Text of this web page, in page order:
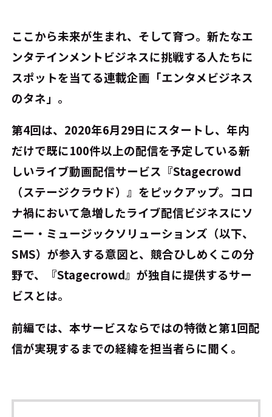
ここから未来が生まれ、そして育つ――。新たなエ
ンタテインメントビジネスに挑戦する人たちに
スポットを当てる連載企画「エンタメビジネス
のタネ」。
第4回は、2020年6月29日にスタートし、年内
だけで既に100件以上の配信を予定している新
しいライブ動画配信サービス『Stagecrowd
（ステージクラウド）』をピックアップ。コロ
ナ禍において急増したライブ配信ビジネスにソ
ニー・ミュージックソリューションズ（以下、
SMS）が参入する意図と、競合ひしめくこの分
野で、『Stagecrowd』が独自に提供するサー
ビスとは。
前編では、本サービスならではの特徴と第1回配
信が実現するまでの経緯を担当者らに聞く。